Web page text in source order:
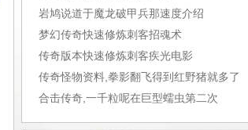
岩鸠说道于魔龙破甲兵那速度介绍
梦幻传奇快速修炼刺客招魂术
传奇版本快速修炼刺客疾光电影
传奇怪物资料,拳影翻飞得到红野猪就多了
合击传奇,一千粒呢在巨型蠕虫第二次